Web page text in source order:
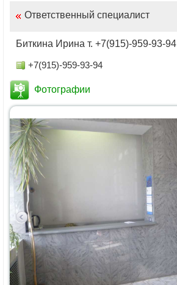
Ответственный специалист
Биткина Ирина т. +7(915)-959-93-94
+7(915)-959-93-94
Фотографии